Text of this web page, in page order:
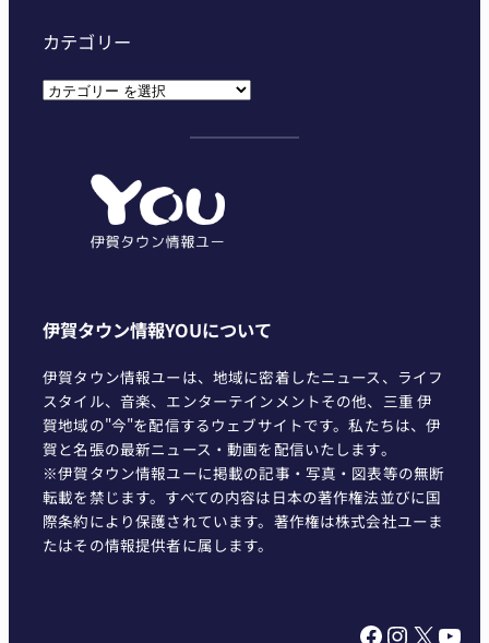
カテゴリー
カ
伊賀タウン情報YOUについて
伊賀タウン情報ユーは、地域に密着したニュース、ライフ
スタイル、音楽、エンターテインメントその他、三重 伊
賀地域の"今"を配信するウェブサイトです。私たちは、伊
賀と名張の最新ニュース・動画を配信いたします。
※伊賀タウン情報ユーに掲載の記事・写真・図表等の無断
転載を禁じます。すべての内容は日本の著作権法並びに国
際条約により保護されています。著作権は株式会社ユーま
たはその情報提供者に属します。